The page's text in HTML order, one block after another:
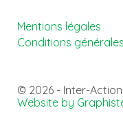
Mentions légales
Conditions
© 2026 - Inter-
Website by